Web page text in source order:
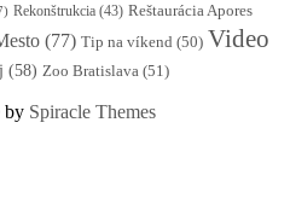
Rekonštrukcia (43) Reštaurácia Apores
(77) Tip na víkend (50) Video
(58) Zoo Bratislava (51)
by Spiracle Themes